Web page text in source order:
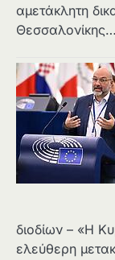
αμετάκλητη
Θεσσαλονίκης…
διοδίων – «Η
ελεύθερη